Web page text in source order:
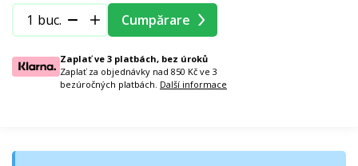
buc.
Cumpărare
Zaplať ve 3 platbách, bez úroků
Zaplať za objednávky nad 850 Kč ve 3
bezúročných platbách. Další informace